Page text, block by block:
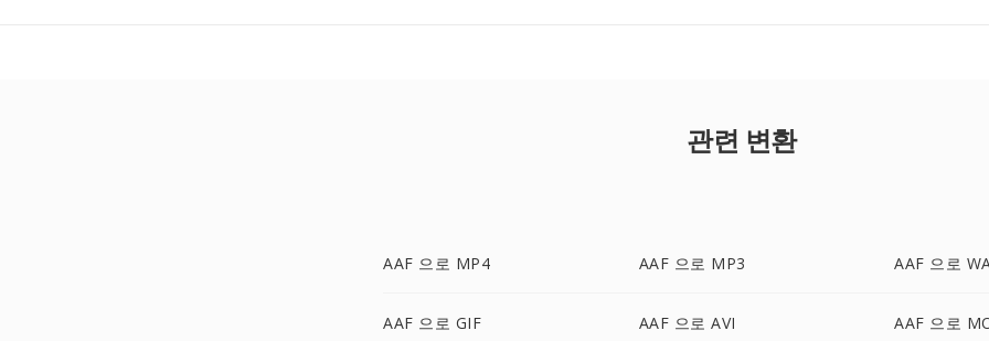
관련 변환
AAF 으로 MP4 AAF 으로 MP3 AAF 으로
AAF 으로 GIF AAF 으로 AVI AAF 으로